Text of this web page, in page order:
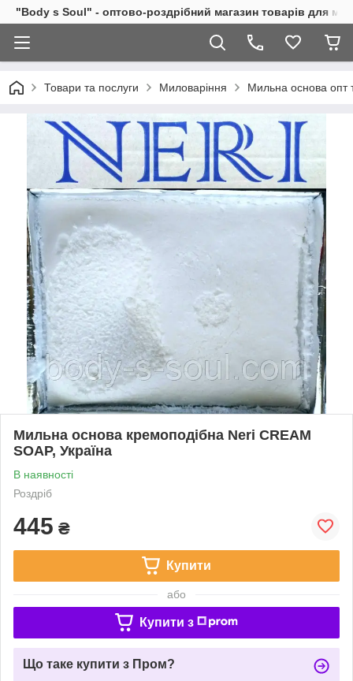
"Body s Soul" - оптово-роздрібний магазин товарів для
Товари та послуги Миловаріння Мильна основа опт
Мильна основа кремоподібна Neri CREAM
SOAP, Україна
В наявності
Роздріб
445 ₴
Купити
або
Купити з
Що таке купити з Пром?